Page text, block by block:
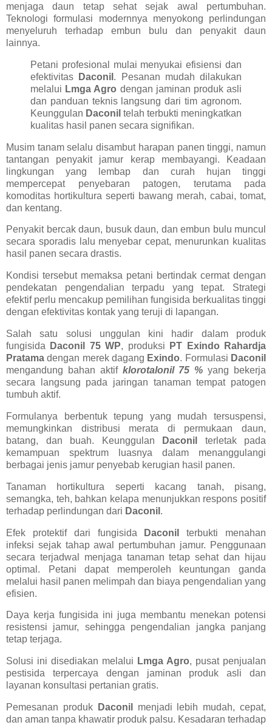
menjaga daun tetap sehat sejak awal pertumbuhan.
Teknologi formulasi modernnya menyokong perlindungan
menyeluruh terhadap embun bulu dan penyakit daun
lainnya.
Petani profesional mulai menyukai efisiensi dan
efektivitas
Daconil . Pesanan mudah dilakukan
melalui Lmga Agro dengan jaminan produk asli
dan panduan teknis langsung dari tim agronom.
Keunggulan Daconil telah terbukti meningkatkan
kualitas hasil panen secara signifikan.
Musim tanam selalu disambut harapan panen tinggi, namun
tantangan penyakit jamur kerap membayangi. Keadaan
lingkungan yang lembap dan curah hujan tinggi
mempercepat penyebaran patogen, terutama pada
komoditas hortikultura seperti bawang merah, cabai, tomat,
dan kentang.
Penyakit bercak daun, busuk daun, dan embun bulu muncul
secara sporadis lalu menyebar cepat, menurunkan kualitas
hasil panen secara drastis.
Kondisi tersebut memaksa petani bertindak cermat dengan
pendekatan pengendalian terpadu yang tepat. Strategi
efektif perlu mencakup pemilihan fungisida berkualitas tinggi
dengan efektivitas kontak yang teruji di lapangan.
Salah satu solusi unggulan kini hadir dalam produk
fungisida
Daconil 75 WP, produksi
PT Exindo Rahardja
Pratama dengan merek dagang Exindo. Formulasi Daconil
mengandung bahan aktif klorotalonil 75 %yang bekerja
secara langsung pada jaringan tanaman tempat patogen
tumbuh aktif.
Formulanya berbentuk tepung yang mudah tersuspensi,
memungkinkan distribusi merata di permukaan daun,
batang, dan buah. Keunggulan
Daconil
terletak pada
kemampuan spektrum luasnya dalam menanggulangi
berbagai jenis jamur penyebab kerugian hasil panen.
Tanaman hortikultura seperti kacang tanah, pisang,
semangka, teh, bahkan kelapa menunjukkan respons positif
terhadap perlindungan dari Daconil .
Efek protektif dari fungisida Daconil
terbukti menahan
infeksi sejak tahap awal pertumbuhan jamur. Penggunaan
secara terjadwal menjaga tanaman tetap sehat dan hijau
optimal. Petani dapat memperoleh keuntungan ganda
melalui hasil panen melimpah dan biaya pengendalian yang
efisien.
Daya kerja fungisida ini juga membantu menekan potensi
resistensi jamur, sehingga pengendalian jangka panjang
tetap terjaga.
Solusi ini disediakan melalui Lmga Agro, pusat penjualan
pestisida terpercaya dengan jaminan produk asli dan
layanan konsultasi pertanian gratis.
Pemesanan produk Daconil
menjadi lebih mudah, cepat,
dan aman tanpa khawatir produk palsu. Kesadaran terhadap